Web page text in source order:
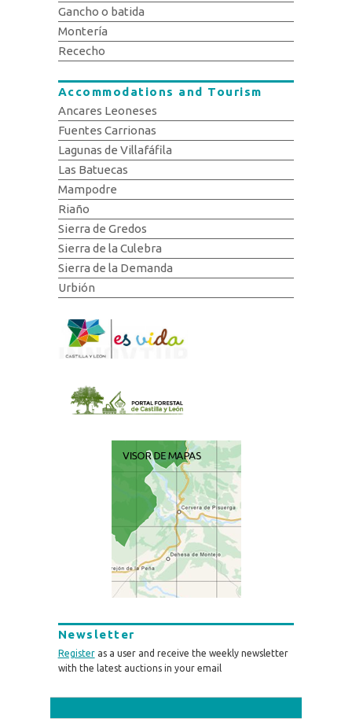
Gancho o batida
Montería
Rececho
Accommodations and Tourism
Ancares Leoneses
Fuentes Carrionas
Lagunas de Villafáfila
Las Batuecas
Mampodre
Riaño
Sierra de Gredos
Sierra de la Culebra
Sierra de la Demanda
Urbión
Newsletter
Registeras a user and receive the weekly newsletter
with the latest auctions in your email